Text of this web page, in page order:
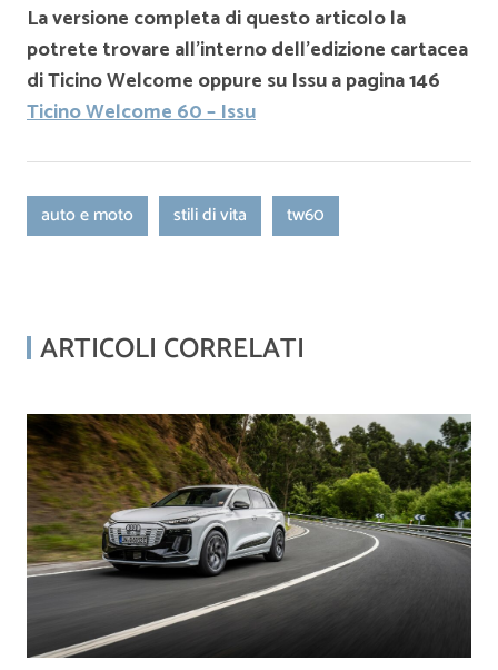
La versione completa di questo articolo la
potrete trovare all’interno dell’edizione cartacea
di Ticino Welcome oppure su Issu a pagina 146
Ticino Welcome 60 – Issu
auto e moto stili di vita tw60
ARTICOLI CORRELATI